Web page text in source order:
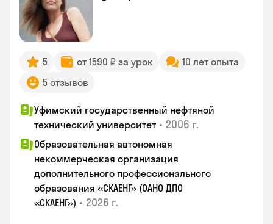
5 от 1590 ₽ за урок
10 лет опыта
5 отзывов
Уфимский государственный нефтяной
технический университет • 2006 г.
Образовательная автономная
некоммерческая организация
дополнительного профессионального
образования «СКАЕНГ» (ОАНО ДПО
«СКАЕНГ») • 2026 г.